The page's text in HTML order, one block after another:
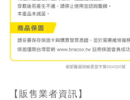
【販售業者資訊】